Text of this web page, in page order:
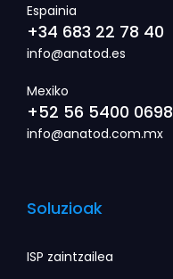
Soluzioak
ISP zaintzailea
Espainia
+34 683 22 78 40
info@anatod.es
Mexiko
+52 56 5400 0698
info@anatod.com.mx